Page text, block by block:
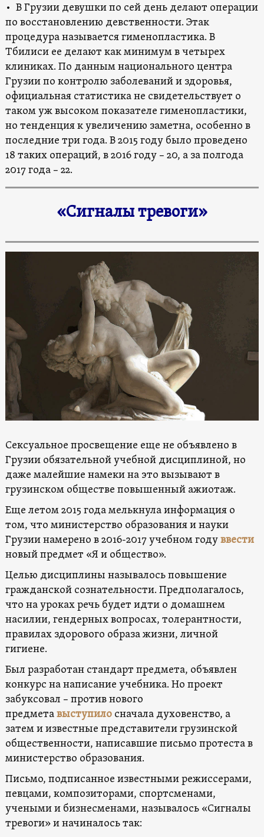
• В Грузии девушки по сей день делают операции
по восстановлению девственности. Этак
процедура называется гименопластика. В
Тбилиси ее делают как минимум в четырех
клиниках. По данным национального центра
Грузии по контролю заболеваний и здоровья,
официальная статистика не свидетельствует о
таком уж высоком показателе гименопластики,
но тенденция к увеличению заметна, особенно в
последние три года. В 2015 году было проведено
18 таких операций, в 2016 году – 20, а за полгода
2017 года – 22.
«Сигналы тревоги»
Сексуальное просвещение еще не объявлено в
Грузии обязательной учебной дисциплиной, но
даже малейшие намеки на это вызывают в
грузинском обществе повышенный ажиотаж.
Еще летом 2015 года мелькнула информация о
том, что министерство образования и науки
Грузии намерено в 2016-2017 учебном годуввести
новый предмет «Я и общество».
Целью дисциплины называлось повышение
гражданской сознательности. Предполагалось,
что на уроках речь будет идти о домашнем
насилии, гендерных вопросах, толерантности,
правилах здорового образа жизни, личной
гигиене.
Был разработан стандарт предмета, объявлен
конкурс на написание учебника. Но проект
забуксовал – против нового
предметавыступило сначала духовенство, а
затем и известные представители грузинской
общественности, написавшие письмо протеста в
министерство образования.
Письмо, подписанное известными режиссерами,
певцами, композиторами, спортсменами,
учеными и бизнесменами, называлось «Сигналы
тревоги» и начиналось так: